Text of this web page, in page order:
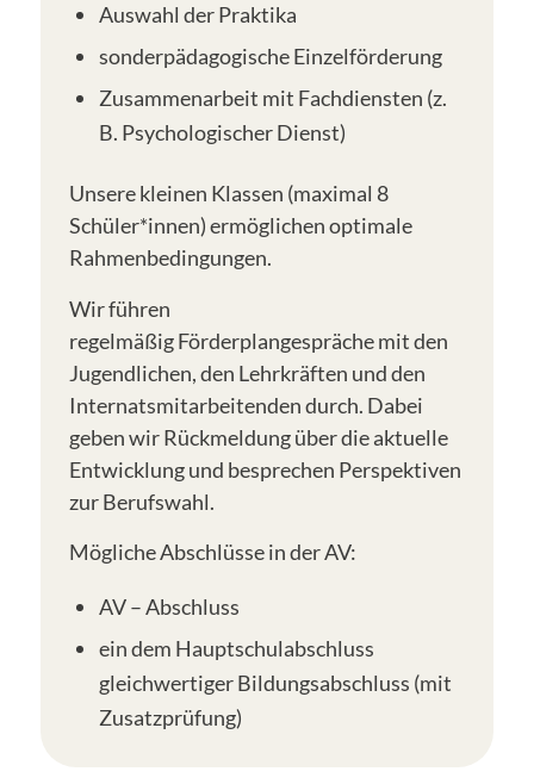
Auswahl der Praktika
sonderpädagogische Einzelförderung
Zusammenarbeit mit Fachdiensten (z.
B. Psychologischer Dienst)
Unsere kleinen Klassen (maximal 8
Schüler*innen) ermöglichen optimale
Rahmenbedingungen.
Wir führen
regelmäßig Förderplangespräche mit den
Jugendlichen, den Lehrkräften und den
Internatsmitarbeitenden durch. Dabei
geben wir Rückmeldung über die aktuelle
Entwicklung und besprechen Perspektiven
zur Berufswahl.
Mögliche Abschlüsse in der AV:
AV – Abschluss
ein dem Hauptschulabschluss
gleichwertiger Bildungsabschluss (mit
Zusatzprüfung)